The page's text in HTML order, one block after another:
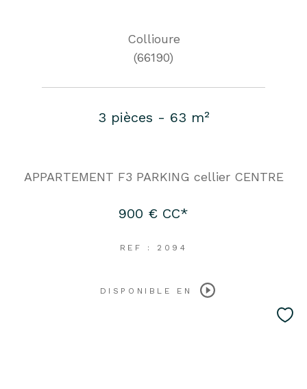
Collioure
(66190)
3 pièces - 63 m²
APPARTEMENT F3 PARKING cellier CENTRE
900 € CC*
REF : 2094
DISPONIBLE EN